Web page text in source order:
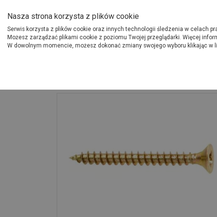
Produkty
O Grupie PSB
Wkręty hartowane do drewna z łbem
Nasza strona korzysta z plików cookie
Serwis korzysta z plików cookie oraz innych technologii śledzenia w celach
Możesz zarządzać plikami cookie z poziomu Twojej przeglądarki. Więcej
W dowolnym momencie, możesz dokonać zmiany swojego wyboru klikając w